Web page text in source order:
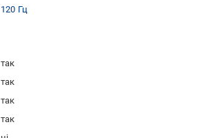
120 Гц
так
так
так
так